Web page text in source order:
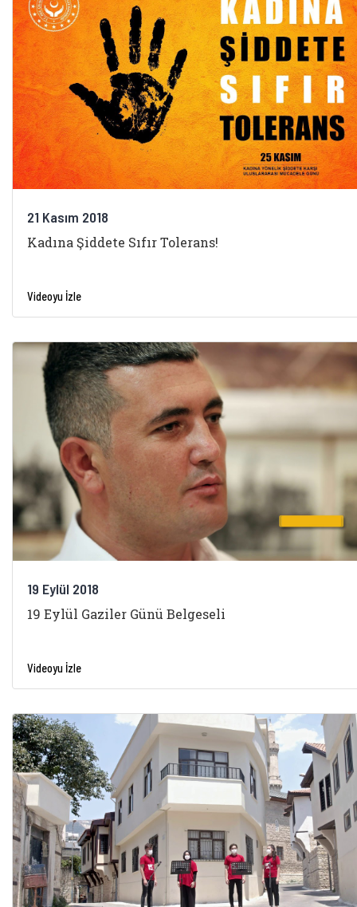
21 Kasım 2018
Kadına Şiddete Sıfır Tolerans!
Videoyu İzle
19 Eylül 2018
19 Eylül Gaziler Günü Belgeseli
Videoyu İzle